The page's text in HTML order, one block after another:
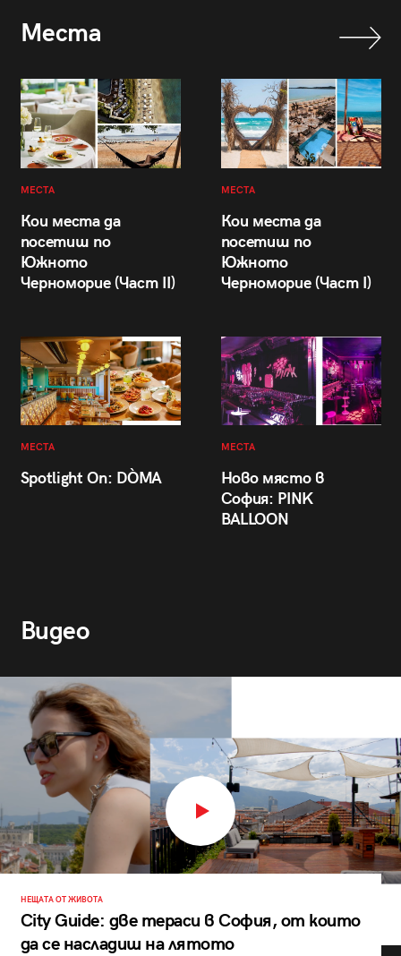
Места
МЕСТА
Кои места да
посетиш по
Южното
Черноморие (Част II)
МЕСТА
Кои места да
посетиш по
Южното
Черноморие (Част I)
МЕСТА
Spotlight On: DÒMA
МЕСТА
Ново място в
София: PINK
BALLOON
Видео
НЕЩАТА ОТ ЖИВОТА
City Guide: две тераси в София, от които
да се насладиш на лятото